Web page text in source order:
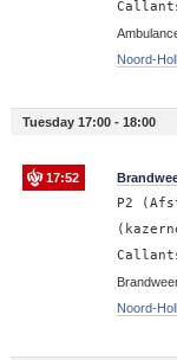
Noord-
Tuesday 17:00 - 18:00
17:52
P2
Noord-